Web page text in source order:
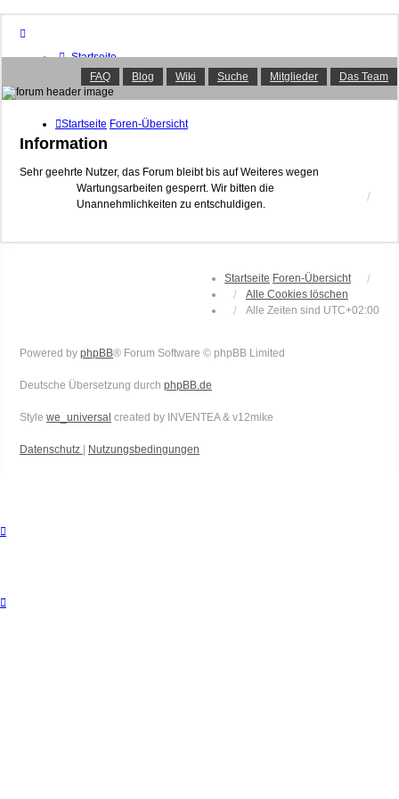
Startseite
Foren-Übersicht
FAQ
Suche
Aktive Themen
Das Team
Anmelden
FAQ Blog Wiki Suche Mitglieder Das Team
Startseite Foren-Übersicht
Information
Sehr geehrte Nutzer, das Forum bleibt bis auf Weiteres wegen
Wartungsarbeiten gesperrt. Wir bitten die
Unannehmlichkeiten zu entschuldigen.
Startseite Foren-Übersicht
Alle Cookies löschen
Alle Zeiten sind UTC+02:00
Powered by phpBB® Forum Software © phpBB Limited
Deutsche Übersetzung durch phpBB.de
Style we_universal created by INVENTEA & v12mike
Datenschutz Nutzungsbedingungen